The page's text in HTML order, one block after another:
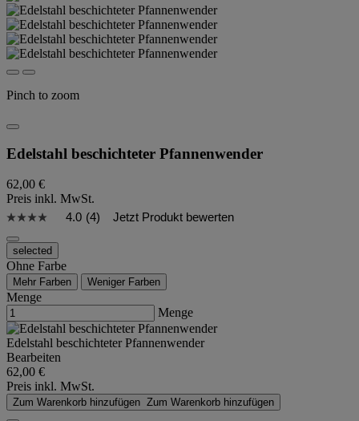
Pinch to zoom
Edelstahl beschichteter Pfannenwender
62,00 €
Preis inkl. MwSt.
4.0 (4) Jetzt Produkt bewerten
selected
Ohne Farbe
Mehr Farben Weniger Farben
Menge
Menge
Edelstahl beschichteter Pfannenwender
Bearbeiten
62,00 €
Preis inkl. MwSt.
Zum Warenkorb hinzufügen Zum Warenkorb hinzufügen